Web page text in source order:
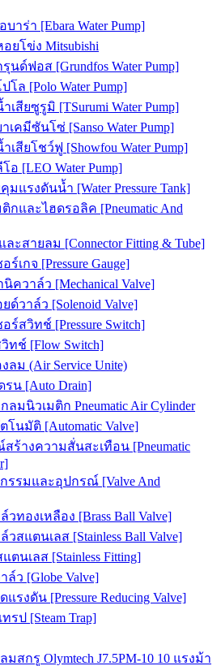
าร่า [Ebara Water Pump]
ยโข่ง Mitsubishi
นด์ฟอส [Grundfos Water Pump]
โล [Polo Water Pump]
เสียซูรูมิ [TSurumi Water Pump]
เคมีซันโซ่ [Sanso Water Pump]
เสียโชว์ฟู [Showfou Water Pump]
อ [LEO Water Pump]
มแรงดันน้ำ [Water Pressure Tank]
กและไฮดรอลิค [Pneumatic And
ะสายลม [Connector Fitting & Tube]
ร์เกจ [Pressure Gauge]
ควาล์ว [Mechanical Valve]
ด์วาล์ว [Solenoid Valve]
อร์สวิทช์ [Pressure Switch]
ทช์ [Flow Switch]
ลม (Air Service Unite)
รน [Auto Drain]
ลมนิวเมติก Pneumatic Air Cylinder
โนมัติ [Automatic Valve]
ร้างความสั่นสะเทือน [Pneumatic
รรมและอุปกรณ์ [Valve And
วทองเหลือง [Brass Ball Valve]
วสแตนเลส [Stainless Ball Valve]
ตนเลส [Stainless Fitting]
ล์ว [Globe Valve]
แรงดัน [Pressure Reducing Valve]
รป [Steam Trap]
สกรู Olymtech J7.5PM-10 10 แรงม้า